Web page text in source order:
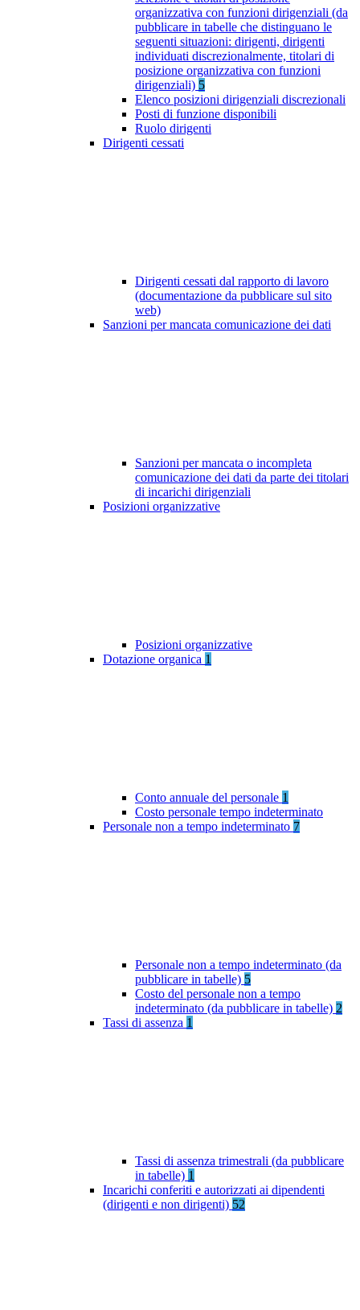
organizzativa con funzioni dirigenziali (da
pubblicare in tabelle che distinguano le
seguenti situazioni: dirigenti, dirigenti
individuati discrezionalmente, titolari di
posizione organizzativa con funzioni
dirigenziali) 5
Elenco posizioni dirigenziali discrezionali
Posti di funzione disponibili
Ruolo dirigenti
Dirigenti cessati
Dirigenti cessati dal rapporto di lavoro
(documentazione da pubblicare sul sito
web)
Sanzioni per mancata comunicazione dei dati
Sanzioni per mancata o incompleta
comunicazione dei dati da parte dei titolari
di incarichi dirigenziali
Posizioni organizzative
Posizioni organizzative
Dotazione organica 1
Conto annuale del personale 1
Costo personale tempo indeterminato
Personale non a tempo indeterminato 7
Personale non a tempo indeterminato (da
pubblicare in tabelle) 5
Costo del personale non a tempo
indeterminato (da pubblicare in tabelle) 2
Tassi di assenza 1
Tassi di assenza trimestrali (da pubblicare
in tabelle) 1
Incarichi conferiti e autorizzati ai dipendenti
(dirigenti e non dirigenti) 52